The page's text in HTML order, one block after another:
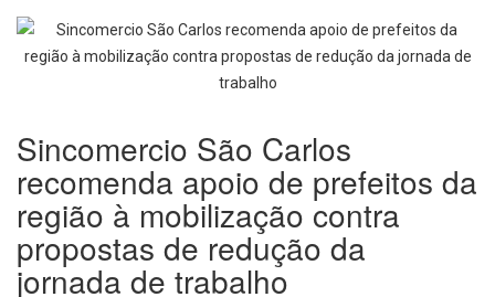
Sincomercio São Carlos
recomenda apoio de prefeitos da
região à mobilização contra
propostas de redução da
jornada de trabalho